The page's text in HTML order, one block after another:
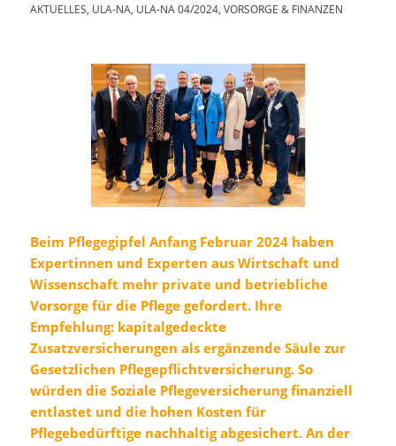
AKTUELLES, ULA-NA, ULA-NA 04/2024, VORSORGE & FINANZEN
Beim Pflegegipfel Anfang Februar 2024 haben
Expertinnen und Experten aus Wirtschaft und
Wissenschaft mehr private und betriebliche
Vorsorge für die Pflege gefordert. Ihre
Empfehlung: kapitalgedeckte
Zusatzversicherungen als ergänzende Säule zur
Gesetzlichen Pflegepflichtversicherung. So
würden die Soziale Pflegeversicherung finanziell
entlastet und die hohen Kosten für
Pflegebedürftige nachhaltig abgesichert. An der